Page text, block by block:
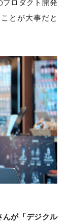
プロダクト開発
とが大事だと
んが「デジクル